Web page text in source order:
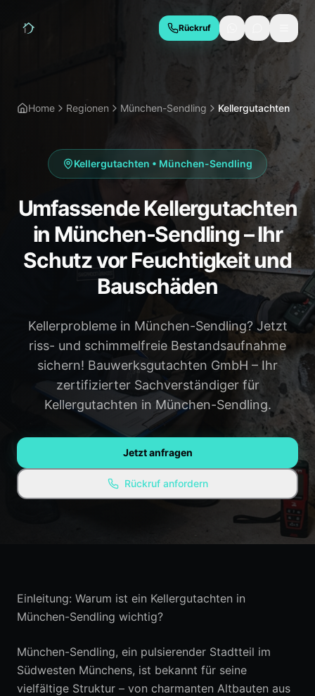
Rückruf
Hauskaufberatung
Bauabnahme
Schimmelgutachten
Energieberatung
REGIONEN
München
Geretsried
Wolfratshausen
Bad Tölz
Gauting
Weilheim
Penzberg
Alle Regionen →
WISSEN & RESSOURCEN
Ratgeber / Blog
Experten-Empfehlungen
Kostenlose Ressourcen
FAQ
0152 05792664
Home Regionen München-Sendling Kellergutachten
Kellergutachten • München-Sendling
Umfassende Kellergutachten
in München-Sendling – Ihr
Schutz vor Feuchtigkeit und
Bauschäden
Kellerprobleme in München-Sendling? Jetzt
riss- und schimmelfreie Bestandsaufnahme
sichern! Bauwerksgutachten GmbH – Ihr
zertifizierter Sachverständiger für
Kellergutachten in München-Sendling.
Jetzt anfragen
Rückruf anfordern
Einleitung: Warum ist ein Kellergutachten in
München-Sendling wichtig?
München-Sendling, ein pulsierender Stadtteil im
Südwesten Münchens, ist bekannt für seine
vielfältige Struktur – von charmanten Altbauten aus